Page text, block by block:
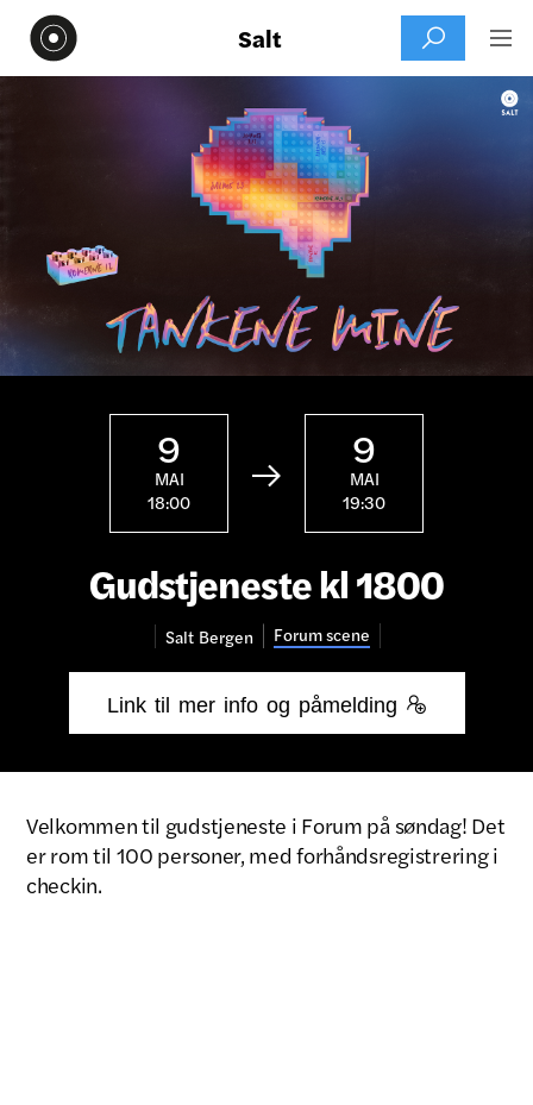
Salt  
9
MAI
18:00

9
MAI
19:30
Gudstjeneste kl 1800
Salt Bergen Forum scene
Link til mer info og påmelding 
Velkommen til gudstjeneste i Forum på søndag! Det
er rom til 100 personer, med forhåndsregistrering i
checkin.